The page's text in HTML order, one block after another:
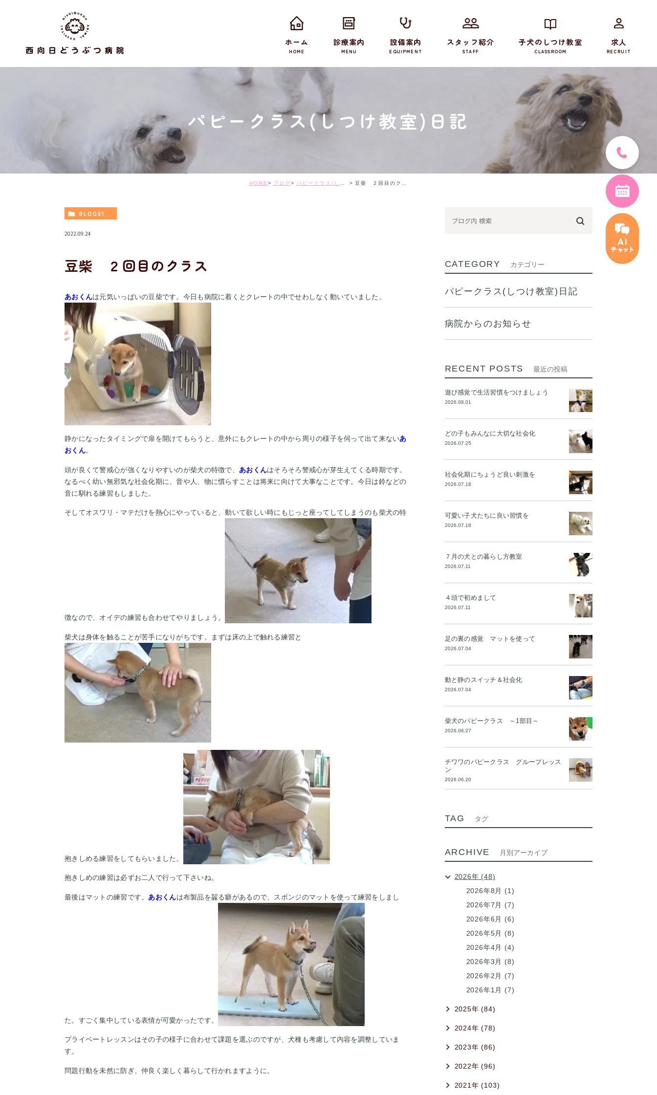
ホーム
HOME
診療案内
MENU
設備案内
EQUIPMENT
スタッフ紹介
STAFF
子犬のしつけ教室
CLASSROOM
求人
RECRUIT
パピークラス(しつけ教室)日記
HOME ブログ パピークラス(しつけ教室)日記 豆柴 ２回目のクラス
BLOG01
2022.09.24
豆柴 ２回目のクラス
あおくんは元気いっぱいの豆柴です。今日も病院に着くとクレートの中でせわしなく動いていました。
静かになったタイミングで扉を開けてもらうと、意外にもクレートの中から周りの様子を伺って出て来ないあ
おくん。
頭が良くて警戒心が強くなりやすいのが柴犬の特徴で、 あおくんはそろそろ警戒心が芽生えてくる時期です。
なるべく幼い無邪気な社会化期に、音や人、物に慣らすことは将来に向けて大事なことです。今日は鈴などの
音に馴れる練習もしました。
そしてオスワリ・マテだけを熱心にやっていると、動いて欲しい時にもじっと座ってしてしまうのも柴犬の特
徴なので、オイデの練習も合わせてやりましょう。
柴犬は身体を触ることが苦手になりがちです。まずは床の上で触れる練習と
抱きしめる練習をしてもらいました。
抱きしめの練習は必ずお二人で行って下さいね。
最後はマットの練習です。 あおくんは布製品を齧る癖があるので、スポンジのマットを使って練習をしまし
た。すごく集中している表情が可愛かったです。
プライベートレッスンはその子の様子に合わせて課題を選ぶのですが、犬種も考慮して内容を調整していま
す。
問題行動を未然に防ぎ、仲良く楽しく暮らして行かれますように。
CATEGORY カテゴリー
パピークラス(しつけ教室)日記
病院からのお知らせ
RECENT POSTS 最近の投稿
遊び感覚で生活習慣をつけましょう
2026.08.01
どの子もみんなに大切な社会化
2026.07.25
社会化期にちょうど良い刺激を
2026.07.18
可愛い子犬たちに良い習慣を
2026.07.18
７月の犬との暮らし方教室
2026.07.11
４頭で初めまして
2026.07.11
足の裏の感覚 マットを使って
2026.07.04
動と静のスイッチ＆社会化
2026.07.04
柴犬のパピークラス ～1部目～
2026.06.27
チワワのパピークラス グループレッス
ン
2026.06.20
TAG タグ
ARCHIVE 月別アーカイブ
2026年 (48)
2026年8月 (1)
2026年7月 (7)
2026年6月 (6)
2026年5月 (8)
2026年4月 (4)
2026年3月 (8)
2026年2月 (7)
2026年1月 (7)
2025年 (84)
2024年 (78)
2023年 (86)
2022年 (96)
2021年 (103)